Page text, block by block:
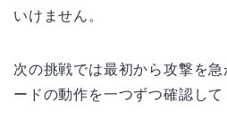
いけません。
次の挑戦では最初から攻撃を
ードの動作を一つずつ確認して